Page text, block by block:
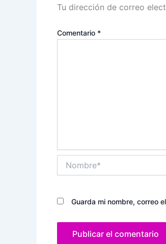
Tu dirección de correo
Comentario *
Guarda mi nombre, correo